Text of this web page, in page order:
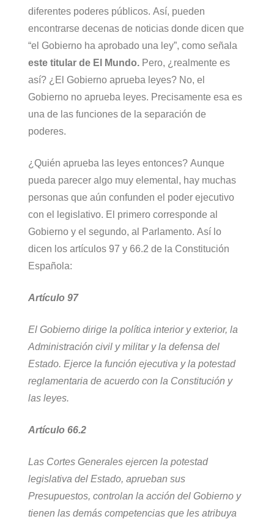
diferentes poderes públicos. Así, pueden
encontrarse decenas de noticias donde dicen que
“el Gobierno ha aprobado una ley”, como señala
este titular de El Mundo.Pero, ¿realmente es
así? ¿El Gobierno aprueba leyes? No, el
Gobierno no aprueba leyes. Precisamente esa es
una de las funciones de la separación de
poderes.
¿Quién aprueba las leyes entonces? Aunque
pueda parecer algo muy elemental, hay muchas
personas que aún confunden el poder ejecutivo
con el legislativo. El primero corresponde al
Gobierno y el segundo, al Parlamento. Así lo
dicen los artículos 97 y 66.2 de la Constitución
Española:
Artículo 97
El Gobierno dirige la política interior y exterior, la
Administración civil y militar y la defensa del
Estado. Ejerce la función ejecutiva y la potestad
reglamentaria de acuerdo con la Constitución y
las leyes.
Artículo 66.2
Las Cortes Generales ejercen la potestad
legislativa del Estado, aprueban sus
Presupuestos, controlan la acción del Gobierno y
tienen las demás competencias que les atribuya